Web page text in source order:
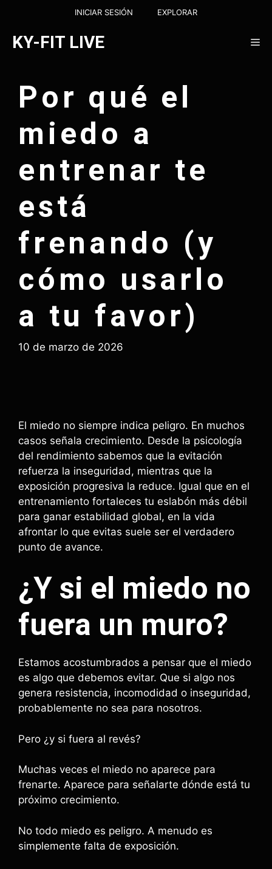
contenido
INICIAR SESIÓN EXPLORAR
KY-FIT LIVE
Por qué el
miedo a
entrenar te
está
frenando (y
cómo usarlo
a tu favor)
10 de marzo de 2026
El miedo no siempre indica peligro. En muchos
casos señala crecimiento. Desde la psicología
del rendimiento sabemos que la evitación
refuerza la inseguridad, mientras que la
exposición progresiva la reduce. Igual que en el
entrenamiento fortaleces tu eslabón más débil
para ganar estabilidad global, en la vida
afrontar lo que evitas suele ser el verdadero
punto de avance.
¿Y si el miedo no
fuera un muro?
Estamos acostumbrados a pensar que el miedo
es algo que debemos evitar. Que si algo nos
genera resistencia, incomodidad o inseguridad,
probablemente no sea para nosotros.
Pero ¿y si fuera al revés?
Muchas veces el miedo no aparece para
frenarte. Aparece para señalarte dónde está tu
próximo crecimiento.
No todo miedo es peligro. A menudo es
simplemente falta de exposición.